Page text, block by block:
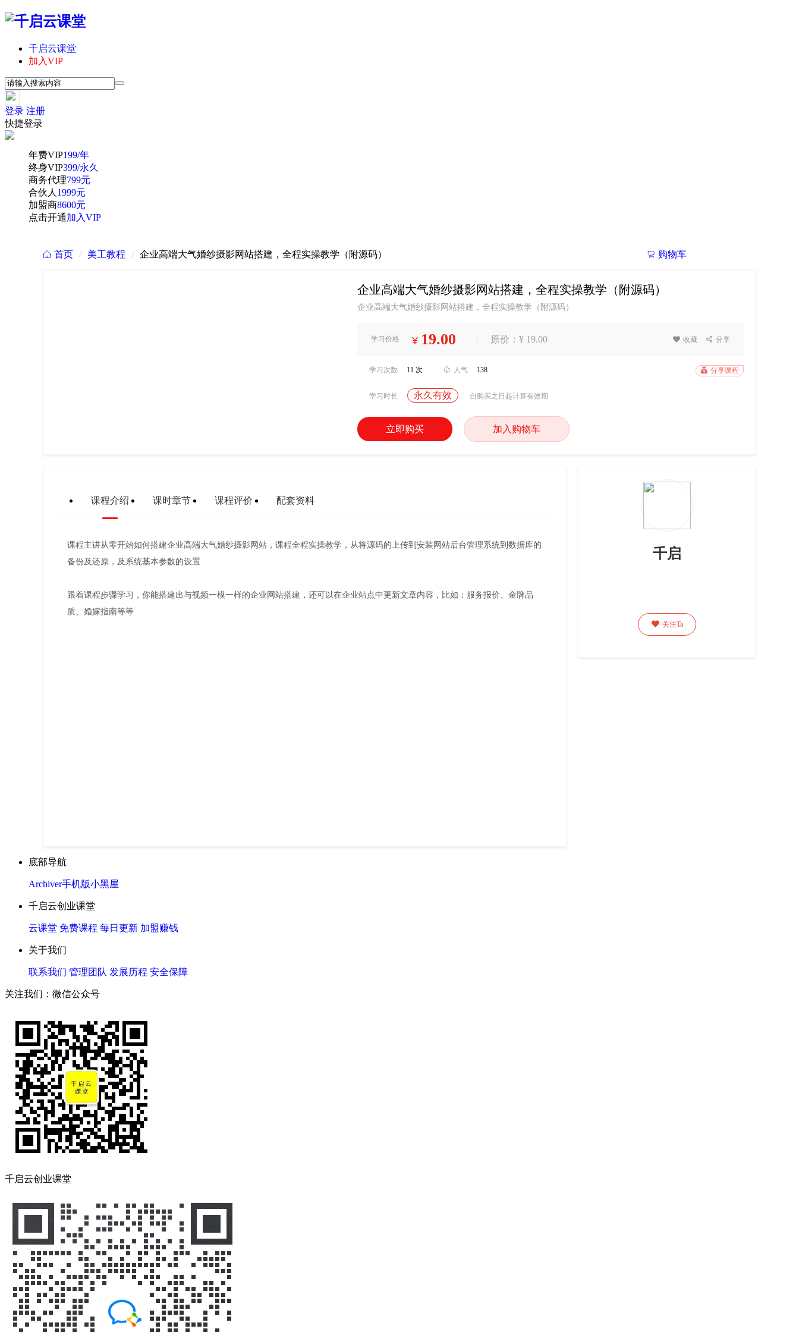
千启云课堂
加入VIP
登录 注册
快捷登录
年费VIP199/年
终身VIP399/永久
商务代理799元
合伙人 1999元
加盟商8600元
点击开通加入VIP
 购物车
 首页 / 美工教程 / 企业高端大气婚纱摄影网站搭建，全程实操教学（附源码）
企业高端大气婚纱摄影网站搭建，全程实操教学（附源码）
企业高端大气婚纱摄影网站搭建，全程实操教学（附源码）
学习价格 ¥ 19.00 原价：¥ 19.00  收藏  分享
学习次数 11 次  人气 138  分享课程
学习时长 永久有效 自购买之日起计算有效期
立即购买 加入购物车
课程介绍 课时章节 课程评价 配套资料
课程主讲从零开始如何搭建企业高端大气婚纱摄影网站，课程全程实操教学，从将源码的上传到安装网站后台管理系统到数据库的
备份及还原，及系统基本参数的设置
跟着课程步骤学习，你能搭建出与视频一模一样的企业网站搭建，还可以在企业站点中更新文章内容，比如：服务报价、金牌品
质、婚嫁指南等等
千启
 关注Ta
底部导航
Archiver手机版小黑屋
千启云创业课堂
云课堂 免费课程 每日更新 加盟赚钱
关于我们
联系我们 管理团队 发展历程 安全保障
关注我们：微信公众号
千启云创业课堂